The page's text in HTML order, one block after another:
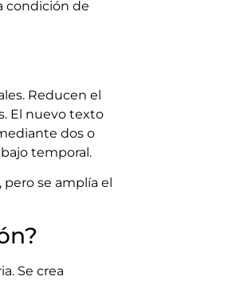
condición de
Reducen el
El nuevo texto
dos o
temporal.
se amplía el
Se crea